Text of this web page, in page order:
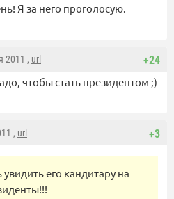
Я за него проголосую.
+24
2011 , url
чтобы стать президентом ;)
+3
, url
его кандитару на